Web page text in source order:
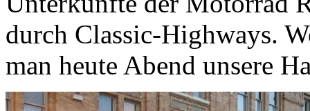
durch Classic-Highways.
man heute Abend unsere